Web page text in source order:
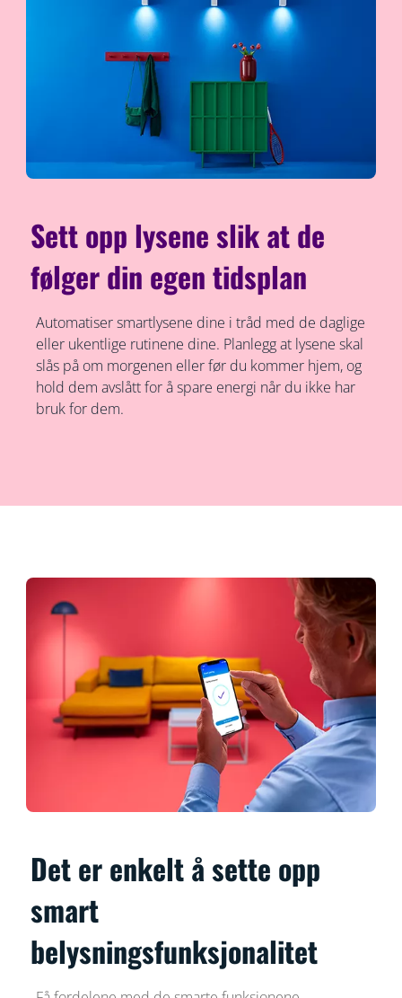
Sett opp lysene slik at de
følger din egen tidsplan
Automatiser smartlysene dine i tråd med de daglige
eller ukentlige rutinene dine. Planlegg at lysene skal
slås på om morgenen eller før du kommer hjem, og
hold dem avslått for å spare energi når du ikke har
bruk for dem.
Det er enkelt å sette opp
smart
belysningsfunksjonalitet